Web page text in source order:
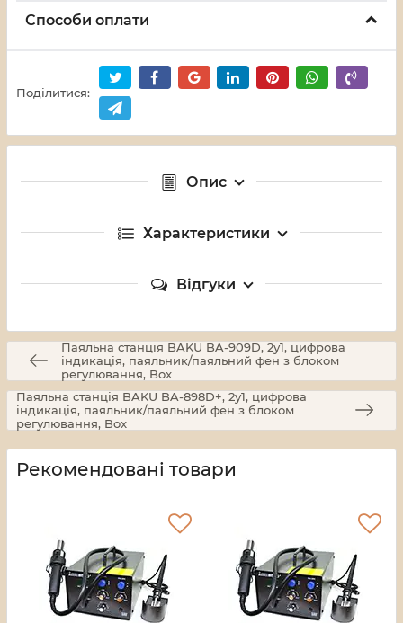
Способи оплати
Поділитися:
Опис
Характеристики
Відгуки
Паяльна станція BAKU BA-909D, 2у1, цифрова
індикація, паяльник/паяльний фен з блоком
регулювання, Box
Паяльна станція BAKU BA-898D+, 2у1, цифрова
індикація, паяльник/паяльний фен з блоком
регулювання, Box
Рекомендовані товари